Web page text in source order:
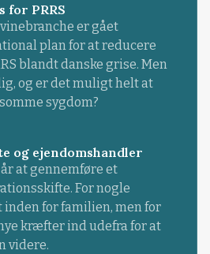
for PRRS
er gået
plan for at reducere
blandt danske grise. Men
og er det muligt helt at
sygdom?
og ejendomshandler
at gennemføre et
For nogle
for familien, men for
kræfter ind udefra for at
videre.